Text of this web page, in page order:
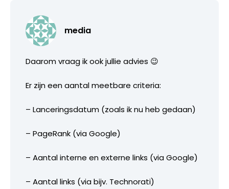
media
Daarom vraag ik ook jullie advies 😉
Er zijn een aantal meetbare criteria:
– Lanceringsdatum (zoals ik nu heb gedaan)
– PageRank (via Google)
– Aantal interne en externe links (via Google)
– Aantal links (via bijv. Technorati)